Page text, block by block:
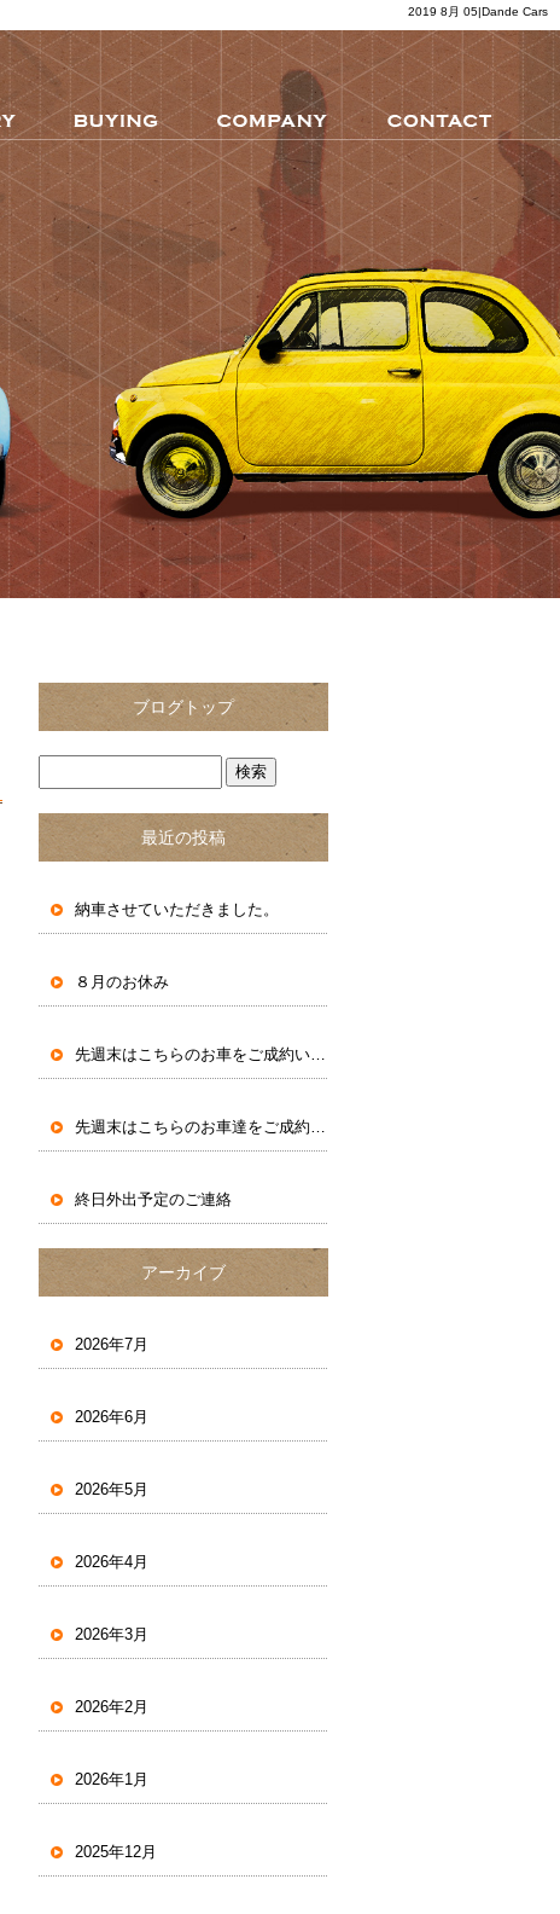
2019 8月 05|Dande Cars
ブログトップ
最近の投稿
納車させていただきました。
８月のお休み
先週末はこちらのお車をご成約いただきました。
先週末はこちらのお車達をご成約いただきました。
終日外出予定のご連絡
アーカイブ
2026年7月
2026年6月
2026年5月
2026年4月
2026年3月
2026年2月
2026年1月
2025年12月